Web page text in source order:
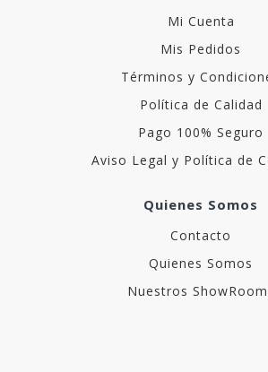
Mi Cuenta
Mis Pedidos
Términos y
Política de Calidad
Pago 100% Seguro
Aviso Legal y Política de
Quienes Somos
Contacto
Quienes Somos
Nuestros